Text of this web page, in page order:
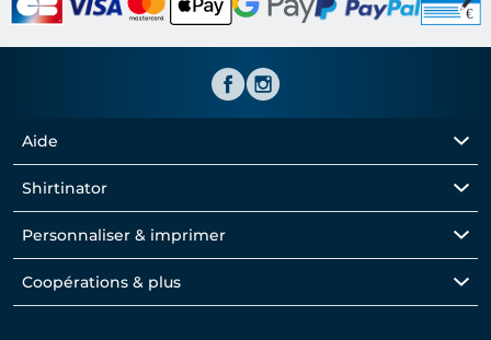
Aide
Shirtinator
Personnaliser & imprimer
Coopérations & plus